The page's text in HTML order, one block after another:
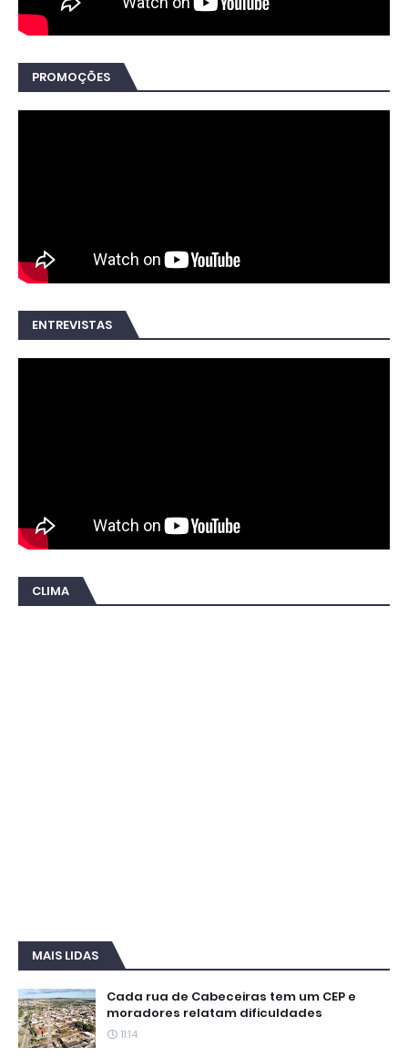
PROMOÇÕES
ENTREVISTAS
CLIMA
MAIS LIDAS
Cada rua de Cabeceiras tem um CEP e
moradores relatam dificuldades
11:14